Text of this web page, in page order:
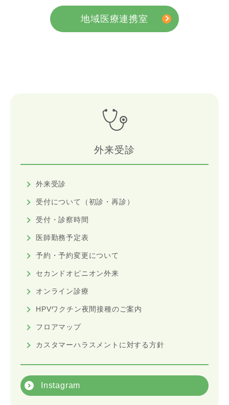
外来受診
外来受診
受付について（初診・再診）
受付・診察時間
医師勤務予定表
予約・予約変更について
セカンドオピニオン外来
オンライン診療
HPVワクチン夜間接種のご案内
フロアマップ
カスタマーハラスメントに対する方針
Instagram
地域医療連携室